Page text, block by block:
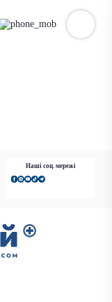
Наші соц. мережі